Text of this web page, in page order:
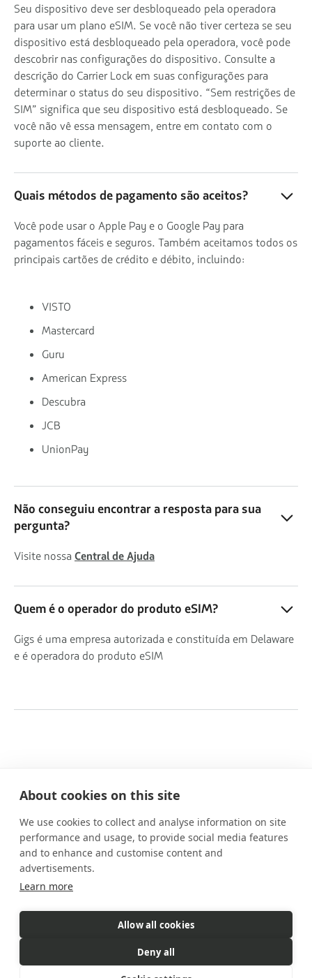
Seu dispositivo deve ser desbloqueado pela operadora
para usar um plano eSIM. Se você não tiver certeza se seu
dispositivo está desbloqueado pela operadora, você pode
descobrir nas configurações do dispositivo. Consulte a
descrição do Carrier Lock em suas configurações para
determinar o status do seu dispositivo. “Sem restrições de
SIM” significa que seu dispositivo está desbloqueado. Se
você não vê essa mensagem, entre em contato com o
suporte ao cliente.
Quais métodos de pagamento são aceitos?
Você pode usar o Apple Pay e o Google Pay para
pagamentos fáceis e seguros. Também aceitamos todos os
principais cartões de crédito e débito, incluindo:
VISTO
Mastercard
Guru
American Express
Descubra
JCB
UnionPay
Não conseguiu encontrar a resposta para sua
pergunta?
Visite nossa Central de Ajuda
Quem é o operador do produto eSIM?
Gigs é uma empresa autorizada e constituída em Delaware
e é operadora do produto eSIM
Nossos planos
Benefícios
Como funciona
Contato
eSIM é um produto comercializado pela Gigs. A Gigs é responsável
por todas as vendas, faturamento e atendimento ao cliente.
© 2026 Gigs. All Rights Reserved.
About cookies on this site
We use cookies to collect and analyse information on site
performance and usage, to provide social media features
and to enhance and customise content and
advertisements.
Learn more
Allow all cookies
Deny all